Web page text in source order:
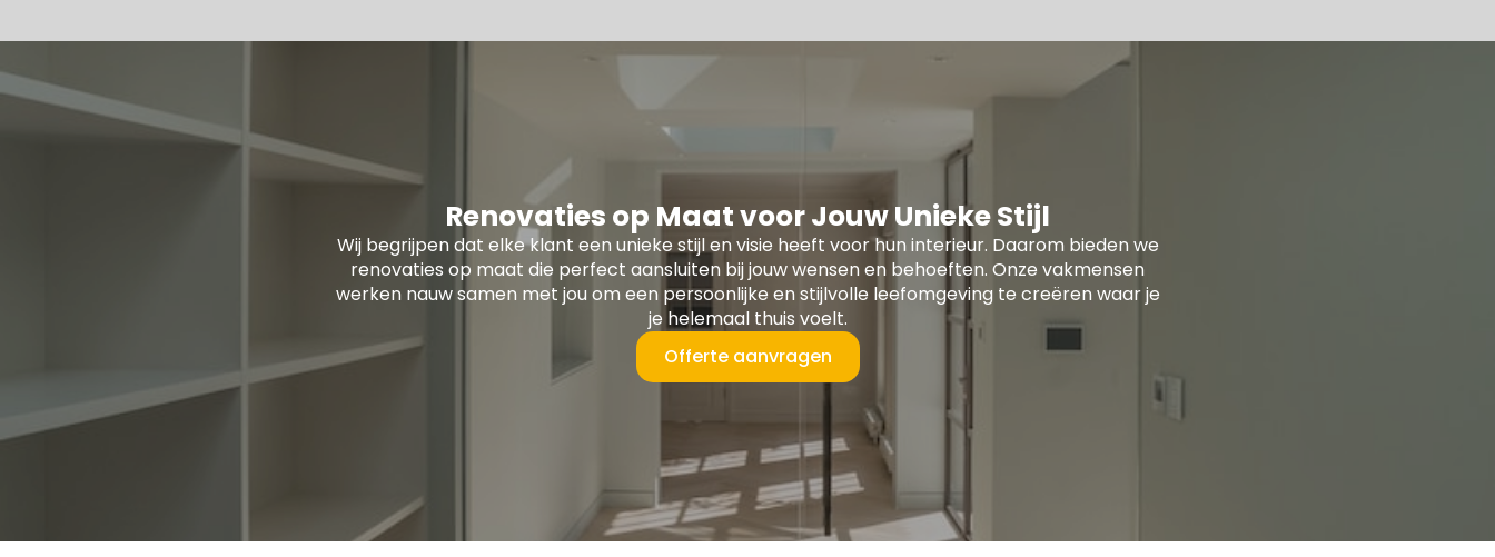
Renovaties op Maat voor Jouw Unieke Stijl
Wij begrijpen dat elke klant een unieke stijl en visie heeft voor hun interieur. Daarom bieden we
renovaties op maat die perfect aansluiten bij jouw wensen en behoeften. Onze vakmensen
werken nauw samen met jou om een persoonlijke en stijlvolle leefomgeving te creëren waar je
je helemaal thuis voelt.
Offerte aanvragen